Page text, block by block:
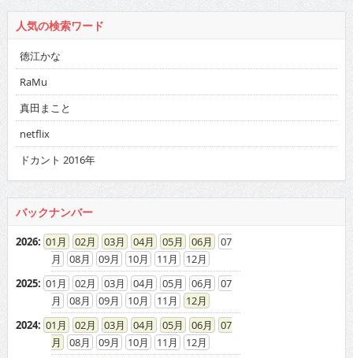
人気の検索ワード
徳江かな
RaMu
真田まこと
netflix
ドカント 2016年
バックナンバー
2026: 01 02 03 04 05 06
07
08
09 10 11
12
2025: 01 02 03 04 05 06
07
08
09 10 11
12
2024: 01 02 03 04 05 06
07
08
09 10 11
12